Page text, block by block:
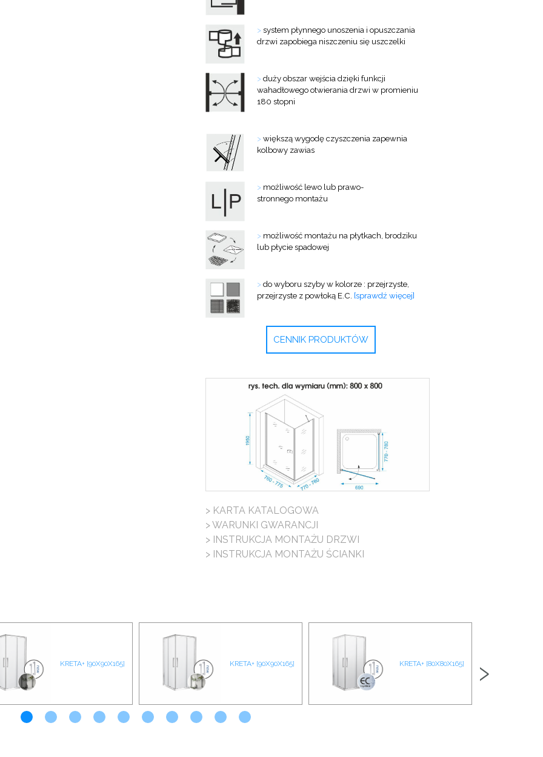
>system płynnego unoszenia i opuszczania
drzwi zapobiega niszczeniu się uszczelki
>duży obszar wejścia dzięki funkcji
wahadłowego otwierania drzwi w promieniu
180 stopni
>większą wygodę czyszczenia zapewnia
kolbowy zawias
> możliwość lewo lub prawo-
stronnego montażu
> możliwość montażu na płytkach, brodziku
lub płycie spadowej
>do wyboru szyby w kolorze : przejrzyste,
przejrzyste z powłoką E.C. [sprawdź więcej]
CENNIK PRODUKTÓW
> KARTA KATALOGOWA
> WARUNKI GWARANCJI
> INSTRUKCJA MONTAŻU DRZWI
> INSTRUKCJA MONTAŻU ŚCIANKI
KRETA+ [90X90X165] KRETA+ [90X90X165] KRETA+ [80X80X165] ›